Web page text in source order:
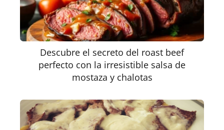
Descubre el secreto del roast beef
perfecto con la irresistible salsa de
mostaza y chalotas